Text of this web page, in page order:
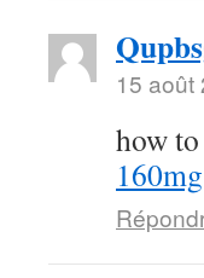
15 août
how
160mg